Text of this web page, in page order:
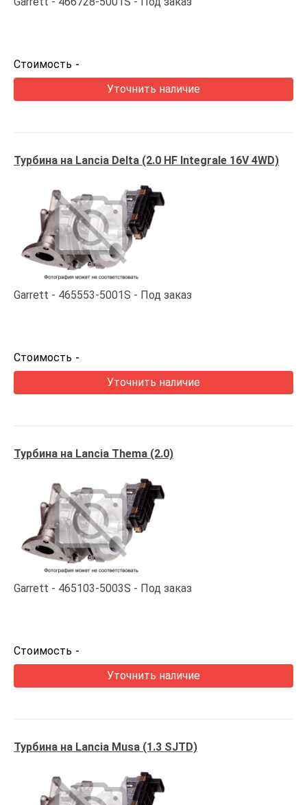
Стоимость -
Уточнить наличие
Турбина на Lancia Delta (2.0 HF Integrale 16V 4WD)
Garrett 465553-5001S Под заказ
Стоимость -
Уточнить наличие
Турбина на Lancia Thema (2.0)
Garrett 465103-5003S Под заказ
Стоимость -
Уточнить наличие
Турбина на Lancia Musa (1.3 SJTD)